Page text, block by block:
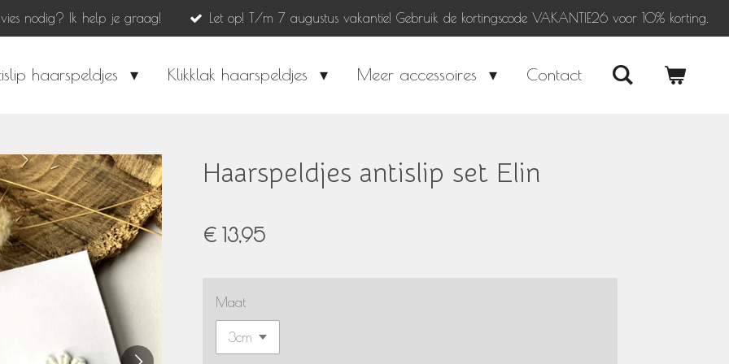
nodig? Ik help je graag! Let op! T/m 7 augustus vakantie! Gebruik de kortingscode VAKANTIE26 voor 10% korting.
haarspeldjes Klikklak haarspeldjes Meer accessoires Contact
Haarspeldjes antislip set Elin
€ 13,95
Maat